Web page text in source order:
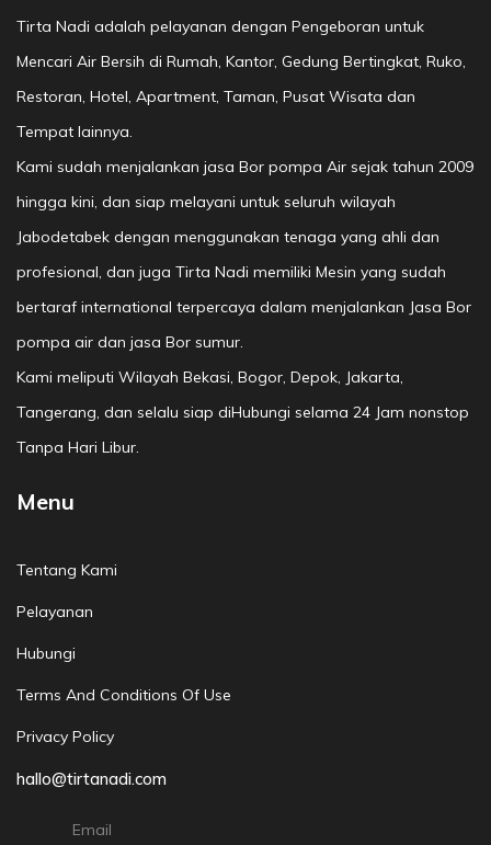
Tirta Nadi adalah pelayanan dengan Pengeboran untuk
Mencari Air Bersih di Rumah, Kantor, Gedung Bertingkat, Ruko,
Restoran, Hotel, Apartment, Taman, Pusat Wisata dan
Tempat lainnya.
Kami sudah menjalankan jasa Bor pompa Air sejak tahun 2009
hingga kini, dan siap melayani untuk seluruh wilayah
Jabodetabek dengan menggunakan tenaga yang ahli dan
profesional, dan juga Tirta Nadi memiliki Mesin yang sudah
bertaraf international terpercaya dalam menjalankan Jasa Bor
pompa air dan jasa Bor sumur.
Kami meliputi Wilayah Bekasi, Bogor, Depok, Jakarta,
Tangerang, dan selalu siap diHubungi selama 24 Jam nonstop
Tanpa Hari Libur.
Menu
Tentang Kami
Pelayanan
Hubungi
Terms And Conditions Of Use
Privacy Policy
hallo@tirtanadi.com
Email